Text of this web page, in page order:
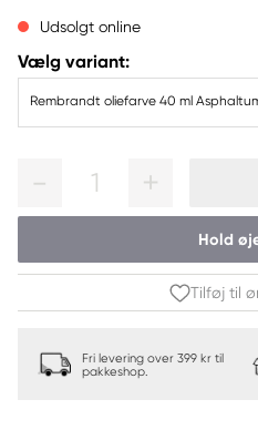
Udsolgt online
Vælg variant:
Rembrandt oliefarve 40 ml
1
Hold
Tilføj til
Fri levering over 399 kr til
pakkeshop.